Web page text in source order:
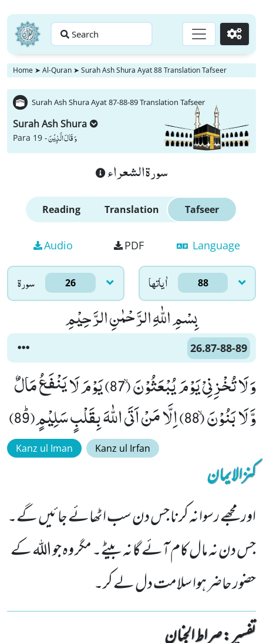
Search Go
Home ➤ Al-Quran ➤ Surah Ash Shura Ayat 88 Translation Tafseer
Surah Ash Shura Ayat 87-88-89 Translation Tafseer
Surah Ash Shura
Para 19 -وَ قَالَ الَّذِیْنَ
سورة الشعراء
Reading Translation Tafseer
Audio PDF Language
سورۃ 26 اٰياتها 88
بِسْمِ اللّٰهِ الرَّحْمٰنِ الرَّحِیْمِ
26.87-88-89
وَ لَا تُخْزِنِیْ یَوْمَ یُبْعَثُوْنَۙ (87) یَوْمَ لَا یَنْفَعُ مَالٌ
وَّ لَا بَنُوْنَۙ (88) اِلَّا مَنْ اَتَى اللّٰهَ بِقَلْبٍ سَلِیْمٍﭤ(89)
Kanz ul Iman Kanz ul Irfan
کنزالایمان
اور مجھے رسوا نہ کرنا جس دن سب اٹھائے جائیں گے۔
جس دن نہ مال کام آئے گا نہ بیٹے۔ مگر وہ جو اللہ کے
حضور حاضر ہوا سلامت دل لے کر۔
تفسیر : ‎صراط الجنان